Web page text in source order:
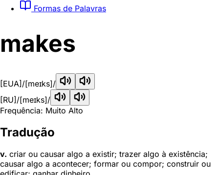
Formas de Palavras
makes
[EUA] /[meɪks]/
[RU] /[meɪks]/
Frequência: Muito Alto
Tradução
v. criar ou causar algo a existir; trazer algo à existência;
causar algo a acontecer; formar ou compor; construir ou